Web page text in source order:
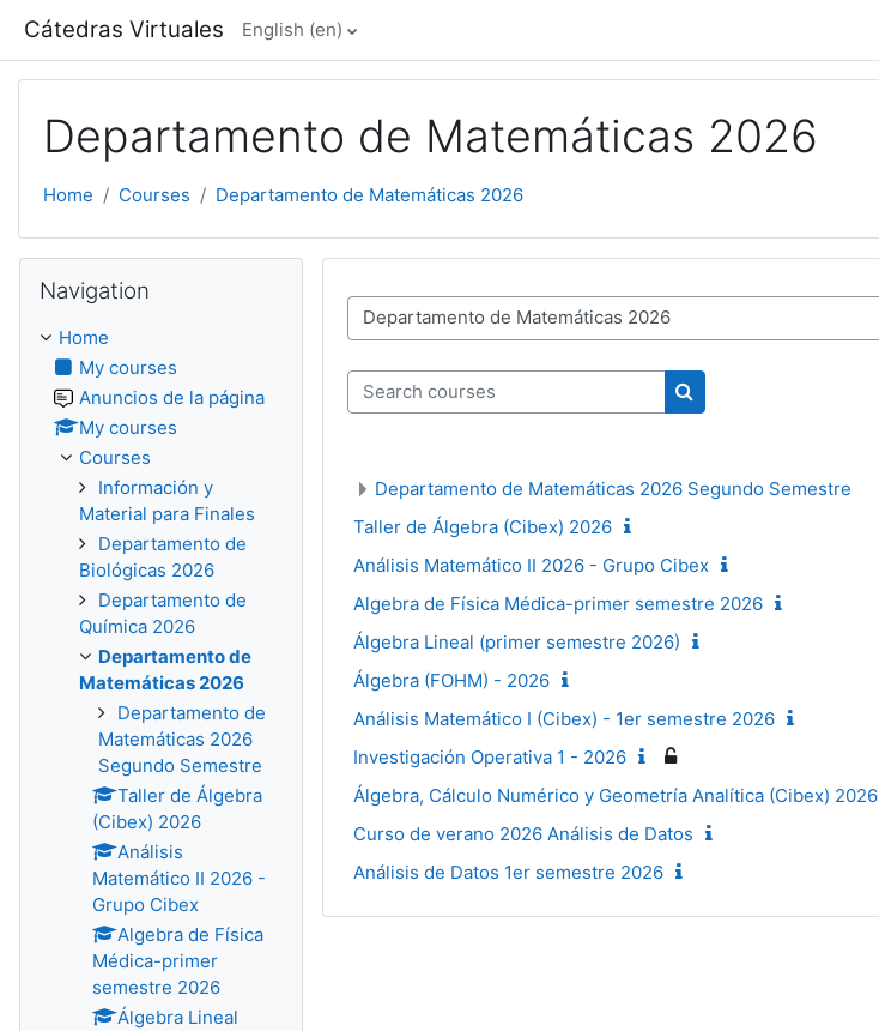
Cátedras Virtuales English ‎(en)‎
Departamento de Matemáticas 2026
Home Courses Departamento de Matemáticas 2026
Course categories
Search courses
Search courses
Departamento de Matemáticas 2026 Segundo Semestre
Taller de Álgebra (Cibex) 2026
Análisis Matemático II 2026 - Grupo Cibex
Algebra de Física Médica-primer semestre 2026
Álgebra Lineal (primer semestre 2026)
Álgebra (FOHM) - 2026
Análisis Matemático I (Cibex) - 1er semestre 2026
Investigación Operativa 1 - 2026
Álgebra, Cálculo Numérico y Geometría Analítica (Cibex) 2026
Curso de verano 2026 Análisis de Datos
Análisis de Datos 1er semestre 2026
Navigation
Home
My courses
Anuncios de la página
My courses
Courses
Información y
Material para Finales
Departamento de
Biológicas 2026
Departamento de
Química 2026
Departamento de
Matemáticas 2026
Departamento de
Matemáticas 2026
Segundo Semestre
Taller de Álgebra
(Cibex) 2026
Análisis
Matemático II 2026 -
Grupo Cibex
Algebra de Física
Médica-primer
semestre 2026
Álgebra Lineal